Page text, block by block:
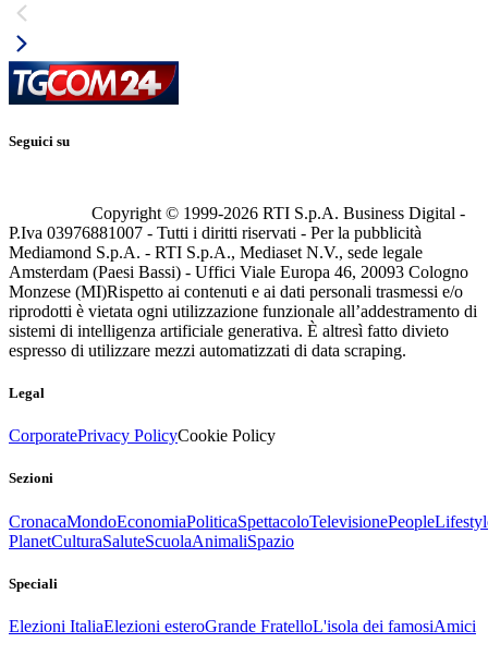
Seguici su
Copyright © 1999-2026 RTI S.p.A. Business Digital -
P.Iva 03976881007 - Tutti i diritti riservati - Per la pubblicità
Mediamond S.p.A. - RTI S.p.A., Mediaset N.V., sede legale
Amsterdam (Paesi Bassi) - Uffici Viale Europa 46, 20093 Cologno
Monzese (MI)Rispetto ai contenuti e ai dati personali trasmessi e/o
riprodotti è vietata ogni utilizzazione funzionale all’addestramento di
sistemi di intelligenza artificiale generativa. È altresì fatto divieto
espresso di utilizzare mezzi automatizzati di data scraping.
Legal
CorporatePrivacy PolicyCookie Policy
Sezioni
CronacaMondoEconomiaPoliticaSpettacoloTelevisionePeople
PlanetCulturaSaluteScuolaAnimaliSpazio
Speciali
Elezioni ItaliaElezioni esteroGrande FratelloL'isola dei famosiAmici